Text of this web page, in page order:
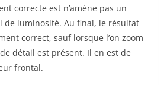
correcte est n’amène pas un
de luminosité. Au final, le résultat
correct, sauf lorsque l’on zoom
détail est présent. Il en est de
frontal.